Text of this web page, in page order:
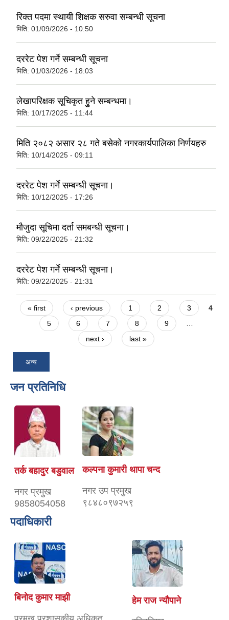
रिक्त पदमा स्थायी शिक्षक सरुवा सम्बन्धी सूचना
मिति: 01/09/2026 - 10:50
दररेट पेश गर्ने सम्बन्धी सूचना
मिति: 01/03/2026 - 18:03
लेखापरिक्षक सूचिकृत हुुने सम्बन्धमा।
मिति: 10/17/2025 - 11:44
मिति २०८२ असार २८ गते बसेको नगरकार्यपालिका निर्णयहरु
मिति: 10/14/2025 - 09:11
दररेट पेश गर्ने सम्बन्धी सूचना।
मिति: 10/12/2025 - 17:26
मौजुदा सूचिमा दर्ता समबन्धी सूचना।
मिति: 09/22/2025 - 21:32
दररेट पेश गर्ने सम्बन्धी सूचना।
मिति: 09/22/2025 - 21:31
Pages
« first ‹ previous 1 2 3
4
5
6 7 8 9
…
next ›
last »
अन्य
जन प्रतिनिधि
तर्क बहादुर बडुवाल
नगर प्रमुख
9858054058
कल्पना कुमारी थापा चन्द
नगर उप प्रमुख
९८४८०९७२५९
पदाधिकारी
बिनोद कुमार माझी हेम राज न्यौपाने